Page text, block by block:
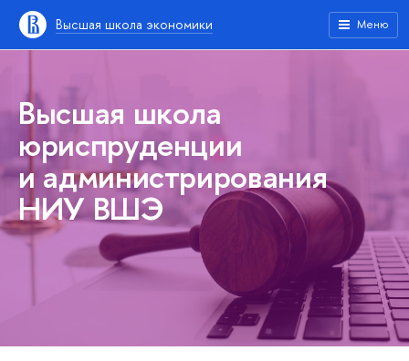
Высшая школа экономики Меню
Высшая школа
юриспруденции
и администрирования
НИУ ВШЭ